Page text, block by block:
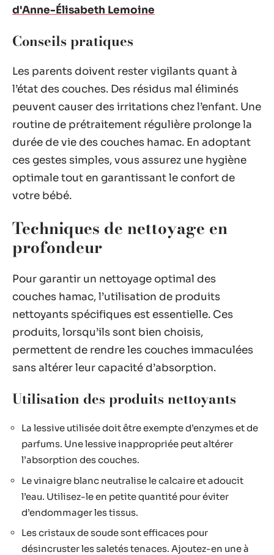
d'Anne-Élisabeth Lemoine
Conseils pratiques
Les parents doivent rester vigilants quant à
l’état des couches. Des résidus mal éliminés
peuvent causer des irritations chez l’enfant. Une
routine de prétraitement régulière prolonge la
durée de vie des couches hamac. En adoptant
ces gestes simples, vous assurez une hygiène
optimale tout en garantissant le confort de
votre bébé.
Techniques de nettoyage en
profondeur
Pour garantir un nettoyage optimal des
couches hamac, l’utilisation de produits
nettoyants spécifiques est essentielle. Ces
produits, lorsqu’ils sont bien choisis,
permettent de rendre les couches immaculées
sans altérer leur capacité d’absorption.
Utilisation des produits nettoyants
La lessive utilisée doit être exempte d’enzymes et de
parfums. Une lessive inappropriée peut altérer
l’absorption des couches.
Le vinaigre blanc neutralise le calcaire et adoucit
l’eau. Utilisez-le en petite quantité pour éviter
d’endommager les tissus.
Les cristaux de soude sont efficaces pour
désincruster les saletés tenaces. Ajoutez-en une à